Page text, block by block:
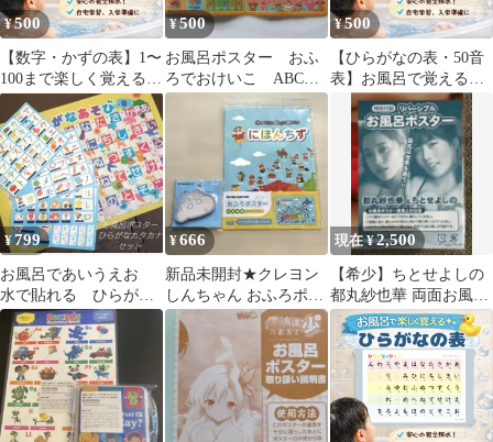
¥500
【数字・かずの表】1〜
100まで楽しく覚える◎
お風呂ポスター｜入学
準備・幼児学習に人気
✨
¥500
お風呂ポスター おふ
ろでおけいこ ABC
楽しく勉強 知育 ポスタ
¥500
【ひらがなの表・50音
表】お風呂で覚える防
水ポスター✨書き順・
カタカナ付き
¥799
お風呂であいうえお
水で貼れる ひらがな
カタカナ 学習ポスター
セット
¥666
新品未開封★クレヨン
しんちゃん おふろポス
ター 日本地図 付箋 2点
セット
現在 ¥2,500
【希少】ちとせよしの
都丸紗也華 両面お風呂
ポスター 雑誌付録 匿名
配送